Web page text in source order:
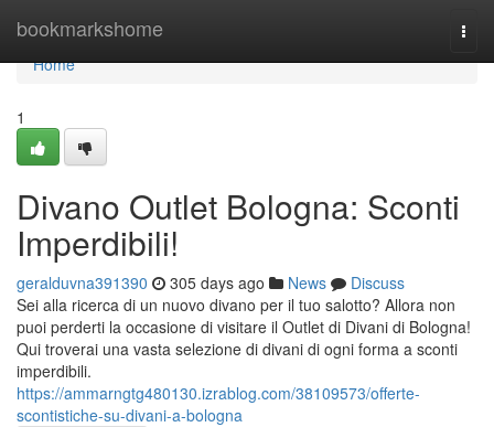
bookmarkshome
Home
Home
1
Divano Outlet Bologna: Sconti
Imperdibili!
geralduvna391390 305 days ago News
Discuss
Sei alla ricerca di un nuovo divano per il tuo salotto? Allora non
puoi perderti la occasione di visitare il Outlet di Divani di Bologna!
Qui troverai una vasta selezione di divani di ogni forma a sconti
imperdibili.
https://ammarngtg480130.izrablog.com/38109573/offerte-
scontistiche-su-divani-a-bologna